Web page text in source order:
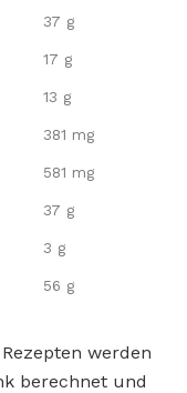
37 g
17 g
13 g
381 mg
581 mg
37 g
3 g
56 g
werden
berechnet und